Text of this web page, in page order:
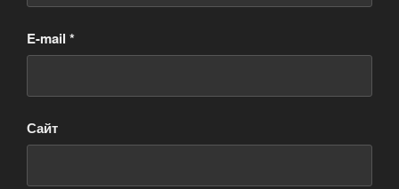
E-mail *
Сайт